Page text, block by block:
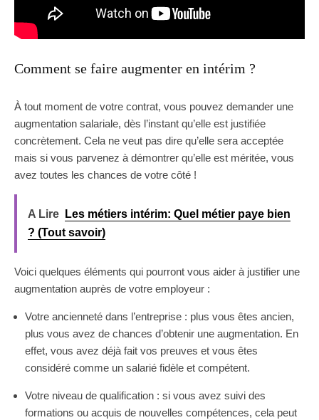
Comment se faire augmenter en intérim ?
À tout moment de votre contrat, vous pouvez demander une
augmentation salariale, dès l’instant qu’elle est justifiée
concrètement. Cela ne veut pas dire qu’elle sera acceptée
mais si vous parvenez à démontrer qu’elle est méritée, vous
avez toutes les chances de votre côté !
A Lire
Les métiers intérim: Quel métier paye bien
? (Tout savoir)
Voici quelques éléments qui pourront vous aider à justifier une
augmentation auprès de votre employeur :
Votre ancienneté dans l’entreprise : plus vous êtes ancien,
plus vous avez de chances d’obtenir une augmentation. En
effet, vous avez déjà fait vos preuves et vous êtes
considéré comme un salarié fidèle et compétent.
Votre niveau de qualification : si vous avez suivi des
formations ou acquis de nouvelles compétences, cela peut